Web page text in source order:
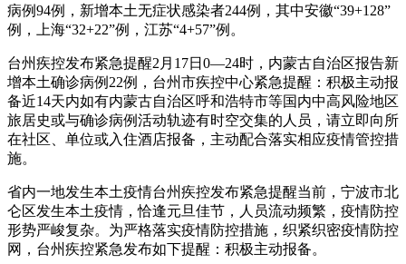
病例94例，新增本土无症状感染者244例，其中安徽“39+128”
例，上海“32+22”例，江苏“4+57”例。
台州疾控发布紧急提醒2月17日0—24时，内蒙古自治区报告新
增本土确诊病例22例，台州市疾控中心紧急提醒：积极主动报
备近14天内如有内蒙古自治区呼和浩特市等国内中高风险地区
旅居史或与确诊病例活动轨迹有时空交集的人员，请立即向所
在社区、单位或入住酒店报备，主动配合落实相应疫情管控措
施。
省内一地发生本土疫情台州疾控发布紧急提醒当前，宁波市北
仑区发生本土疫情，恰逢元旦佳节，人员流动频繁，疫情防控
形势严峻复杂。为严格落实疫情防控措施，织紧织密疫情防控
网，台州疾控紧急发布如下提醒：积极主动报备。